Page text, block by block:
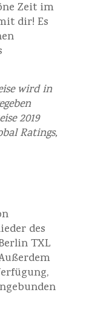
Zeit im
dir! Es
wird in
2019
Ratings,
des
TXL